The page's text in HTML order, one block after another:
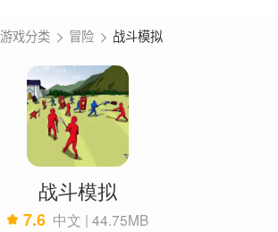
游戏分类 冒险 战斗模拟
战斗模拟
7.6 中文 | 44.75MB